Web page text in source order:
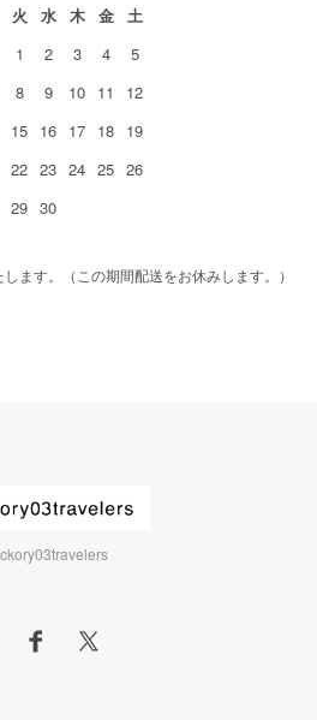
火 水 木 金
土
1
2 3 4
5
8 9 10 11
12
15 16 17 18 19
22 23 24 25 26
29 30
ます。（この期間配送をお休みします。）